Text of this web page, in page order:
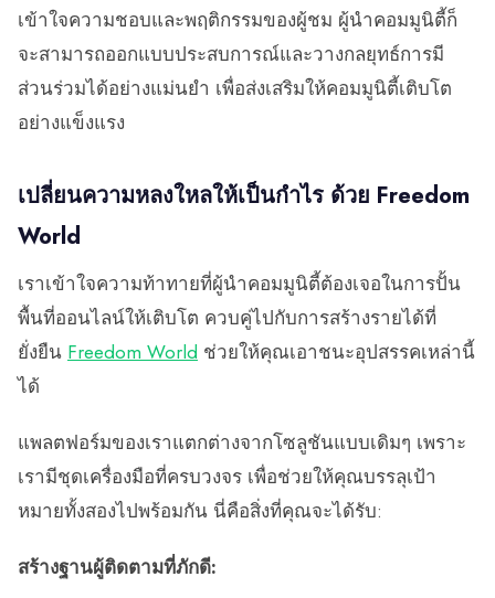
เข้าใจความชอบและพฤติกรรมของผู้ชม ผู้นำคอมมูนิตี้ก็
จะสามารถออกแบบประสบการณ์และวางกลยุทธ์การมี
ส่วนร่วมได้อย่างแม่นยำ เพื่อส่งเสริมให้คอมมูนิตี้เติบโต
อย่างแข็งแรง
เปลี่ยนความหลงใหลให้เป็นกำไร ด้วย Freedom
World
เราเข้าใจความท้าทายที่ผู้นำคอมมูนิตี้ต้องเจอในการปั้น
พื้นที่ออนไลน์ให้เติบโต ควบคู่ไปกับการสร้างรายได้ที่
ยั่งยืน Freedom World ช่วยให้คุณเอาชนะอุปสรรคเหล่านี้
ได้
แพลตฟอร์มของเราแตกต่างจากโซลูชันแบบเดิมๆ เพราะ
เรามีชุดเครื่องมือที่ครบวงจร เพื่อช่วยให้คุณบรรลุเป้า
หมายทั้งสองไปพร้อมกัน นี่คือสิ่งที่คุณจะได้รับ:
สร้างฐานผู้ติดตามที่ภักดี: